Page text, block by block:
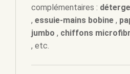
complémentaires :
, essuie-mains bobine ,
jumbo , chiffons
, etc.